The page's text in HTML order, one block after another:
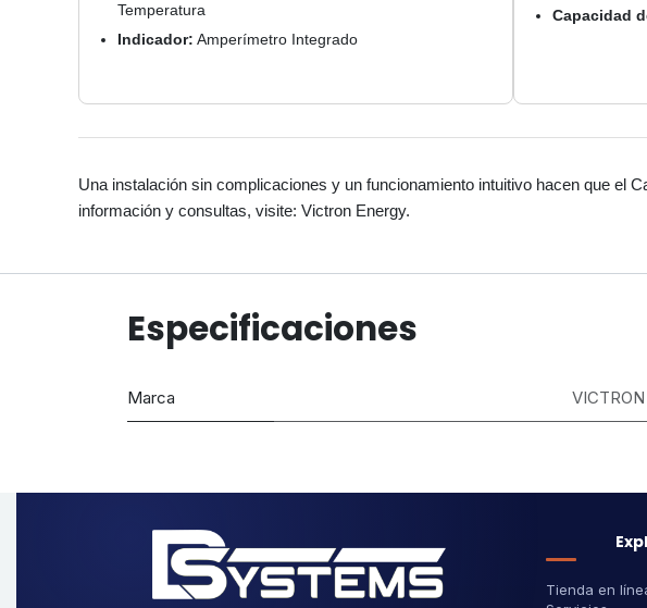
Temperatura
Indicador: Amperímetro Integrado
Capacidad
Una instalación sin complicaciones y un funcionamiento intuitivo hacen que el
información y consultas, visite: Victron Energy.
Especificaciones
Marca
Tienda en